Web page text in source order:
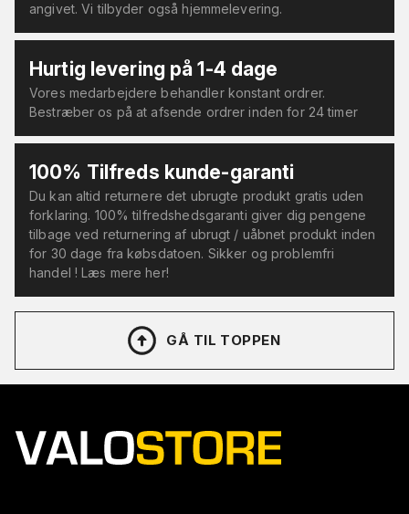
angivet. Vi tilbyder også hjemmelevering.
Hurtig levering på 1-4 dage
Vores medarbejdere behandler konstant ordrer.
Bestræber os på at afsende ordrer inden for 24 timer
100% Tilfreds kunde-garanti
Du kan altid returnere det ubrugte produkt gratis uden
forklaring. 100% tilfredshedsgaranti giver dig pengene
tilbage ved returnering af ubrugt / uåbnet produkt inden
for 30 dage fra købsdatoen. Sikker og problemfri
handel ! Læs mere her!
GÅ TIL TOPPEN